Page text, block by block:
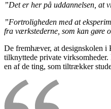
”Det er her på uddannelsen, at
”Fortroligheden med at
fra værkstederne, som kan gøre
De fremhæver, at designskolen i
tilknyttede private
en af de ting, som tiltrækker